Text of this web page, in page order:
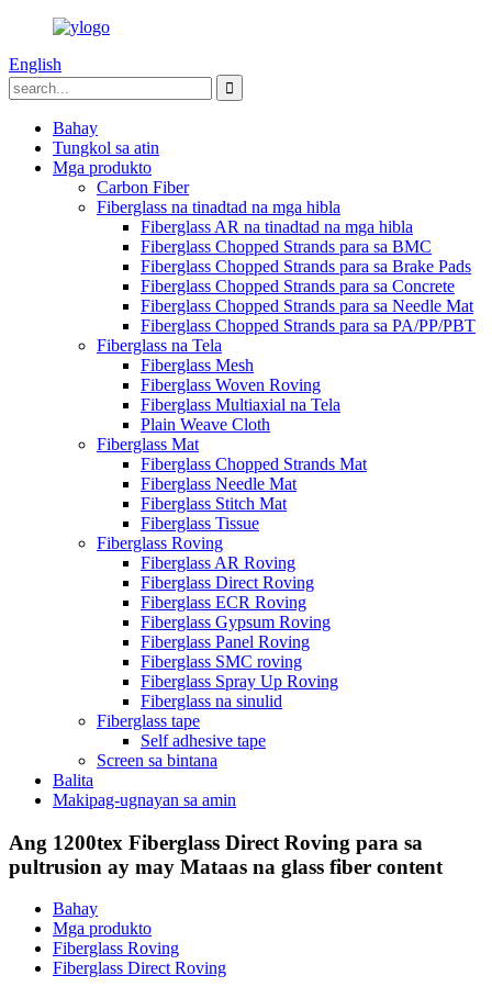
English
Bahay
Tungkol sa atin
Mga produkto
Carbon Fiber
Fiberglass na tinadtad na mga hibla
Fiberglass AR na tinadtad na mga hibla
Fiberglass Chopped Strands para sa BMC
Fiberglass Chopped Strands para sa Brake Pads
Fiberglass Chopped Strands para sa Concrete
Fiberglass Chopped Strands para sa Needle Mat
Fiberglass Chopped Strands para sa PA/PP/PBT
Fiberglass na Tela
Fiberglass Mesh
Fiberglass Woven Roving
Fiberglass Multiaxial na Tela
Plain Weave Cloth
Fiberglass Mat
Fiberglass Chopped Strands Mat
Fiberglass Needle Mat
Fiberglass Stitch Mat
Fiberglass Tissue
Fiberglass Roving
Fiberglass AR Roving
Fiberglass Direct Roving
Fiberglass ECR Roving
Fiberglass Gypsum Roving
Fiberglass Panel Roving
Fiberglass SMC roving
Fiberglass Spray Up Roving
Fiberglass na sinulid
Fiberglass tape
Self adhesive tape
Screen sa bintana
Balita
Makipag-ugnayan sa amin
Ang 1200tex Fiberglass Direct Roving para sa
pultrusion ay may Mataas na glass fiber content
Bahay
Mga produkto
Fiberglass Roving
Fiberglass Direct Roving